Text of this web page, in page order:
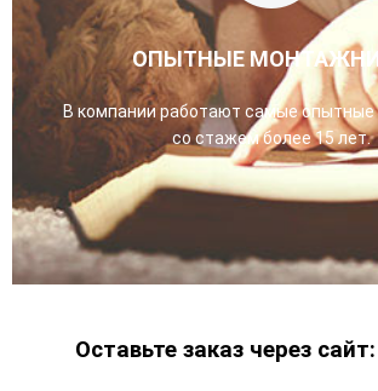
ОПЫТНЫЕ
В компании работают самые
со стажем более 15 лет.
Оставьте заказ через сайт: